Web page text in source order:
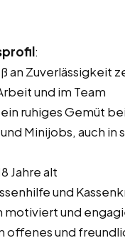
:
an Zuverlässigkeit
und im Team
ruhiges Gemüt
Minijobs, auch in
Jahre alt
und
motiviert und
offenes und